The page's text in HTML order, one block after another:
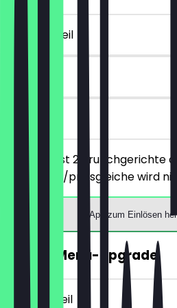
~€ 17 Vorteil
90 Tage
vor Ort
Du bestellst 2 Brunchgerichte
günstigere/preisgleiche wird
App zum Einlösen
GRATIS Menü-Upgrade
~€ 13 Vorteil